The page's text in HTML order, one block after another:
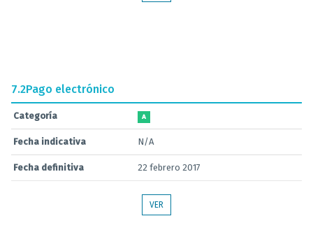
7.2Pago electrónico
Categoría A
Fecha indicativa N/A
Fecha definitiva 22 febrero 2017
VER